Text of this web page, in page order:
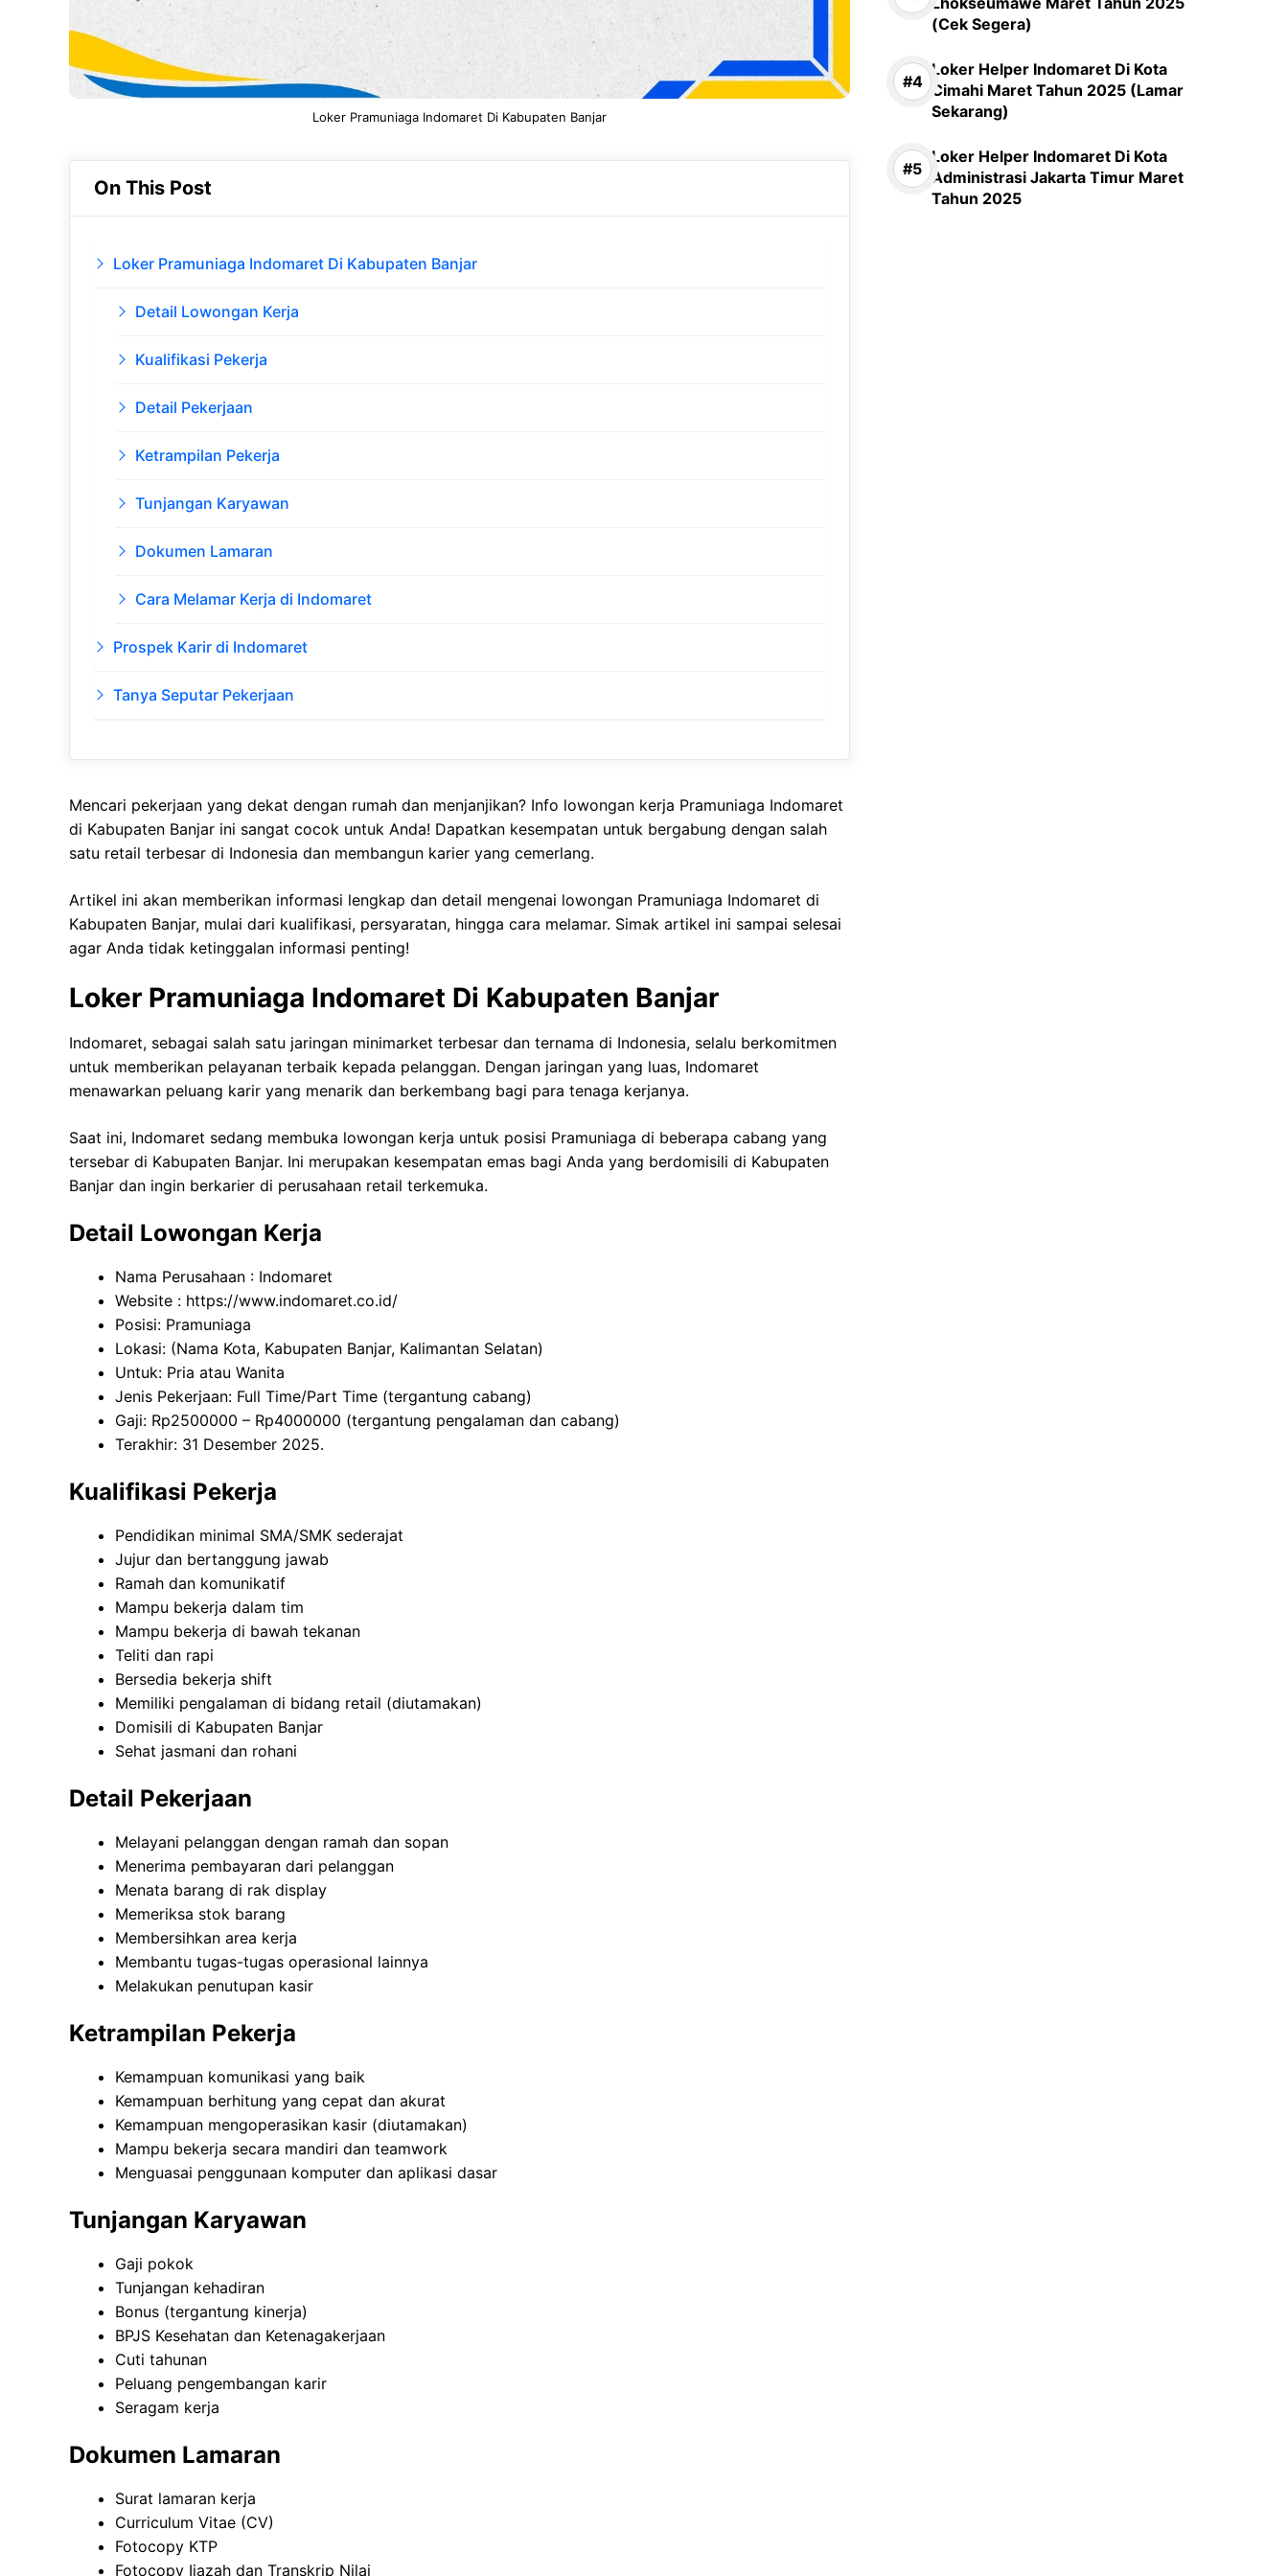
Loker Pramuniaga Indomaret Di Kabupaten Banjar
On This Post
Loker Pramuniaga Indomaret Di Kabupaten Banjar
Detail Lowongan Kerja
Kualifikasi Pekerja
Detail Pekerjaan
Ketrampilan Pekerja
Tunjangan Karyawan
Dokumen Lamaran
Cara Melamar Kerja di Indomaret
Prospek Karir di Indomaret
Tanya Seputar Pekerjaan
Mencari pekerjaan yang dekat dengan rumah dan menjanjikan? Info lowongan kerja Pramuniaga Indomaret
di Kabupaten Banjar ini sangat cocok untuk Anda! Dapatkan kesempatan untuk bergabung dengan salah
satu retail terbesar di Indonesia dan membangun karier yang cemerlang.
Artikel ini akan memberikan informasi lengkap dan detail mengenai lowongan Pramuniaga Indomaret di
Kabupaten Banjar, mulai dari kualifikasi, persyaratan, hingga cara melamar. Simak artikel ini sampai selesai
agar Anda tidak ketinggalan informasi penting!
Loker Pramuniaga Indomaret Di Kabupaten Banjar
Indomaret, sebagai salah satu jaringan minimarket terbesar dan ternama di Indonesia, selalu berkomitmen
untuk memberikan pelayanan terbaik kepada pelanggan. Dengan jaringan yang luas, Indomaret
menawarkan peluang karir yang menarik dan berkembang bagi para tenaga kerjanya.
Saat ini, Indomaret sedang membuka lowongan kerja untuk posisi Pramuniaga di beberapa cabang yang
tersebar di Kabupaten Banjar. Ini merupakan kesempatan emas bagi Anda yang berdomisili di Kabupaten
Banjar dan ingin berkarier di perusahaan retail terkemuka.
Detail Lowongan Kerja
Nama Perusahaan : Indomaret
Website : https://www.indomaret.co.id/
Posisi: Pramuniaga
Lokasi: (Nama Kota, Kabupaten Banjar, Kalimantan Selatan)
Untuk: Pria atau Wanita
Jenis Pekerjaan: Full Time/Part Time (tergantung cabang)
Gaji: Rp2500000 – Rp4000000 (tergantung pengalaman dan cabang)
Terakhir: 31 Desember 2025.
Kualifikasi Pekerja
Pendidikan minimal SMA/SMK sederajat
Jujur dan bertanggung jawab
Ramah dan komunikatif
Mampu bekerja dalam tim
Mampu bekerja di bawah tekanan
Teliti dan rapi
Bersedia bekerja shift
Memiliki pengalaman di bidang retail (diutamakan)
Domisili di Kabupaten Banjar
Sehat jasmani dan rohani
Detail Pekerjaan
Melayani pelanggan dengan ramah dan sopan
Menerima pembayaran dari pelanggan
Menata barang di rak display
Memeriksa stok barang
Membersihkan area kerja
Membantu tugas-tugas operasional lainnya
Melakukan penutupan kasir
Ketrampilan Pekerja
Kemampuan komunikasi yang baik
Kemampuan berhitung yang cepat dan akurat
Kemampuan mengoperasikan kasir (diutamakan)
Mampu bekerja secara mandiri dan teamwork
Menguasai penggunaan komputer dan aplikasi dasar
Tunjangan Karyawan
Gaji pokok
Tunjangan kehadiran
Bonus (tergantung kinerja)
BPJS Kesehatan dan Ketenagakerjaan
Cuti tahunan
Peluang pengembangan karir
Seragam kerja
Dokumen Lamaran
Surat lamaran kerja
Curriculum Vitae (CV)
Fotocopy KTP
Fotocopy Ijazah dan Transkrip Nilai
(Cek Segera)
Loker Helper Indomaret Di Kota
Cimahi Maret Tahun 2025 (Lamar
Sekarang)
Loker Helper Indomaret Di Kota
Administrasi Jakarta Timur Maret
Tahun 2025